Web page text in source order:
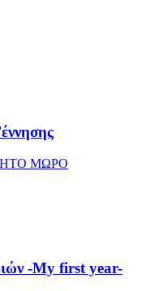
ΜΩΡΟ
-My first year-